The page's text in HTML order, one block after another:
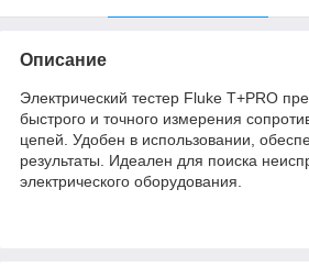
Описание
Электрический тестер Fluke T+PRO
быстрого и точного измерения
цепей. Удобен в использовании,
результаты. Идеален для поиска
электрического оборудования.